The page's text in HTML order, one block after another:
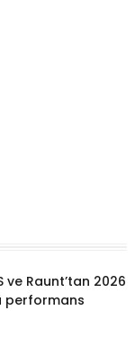
ve Raunt’tan 2026
performans